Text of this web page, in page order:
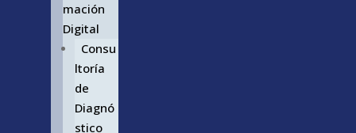
mación
Digital
Consu
ltoría
de
Diagnó
stico